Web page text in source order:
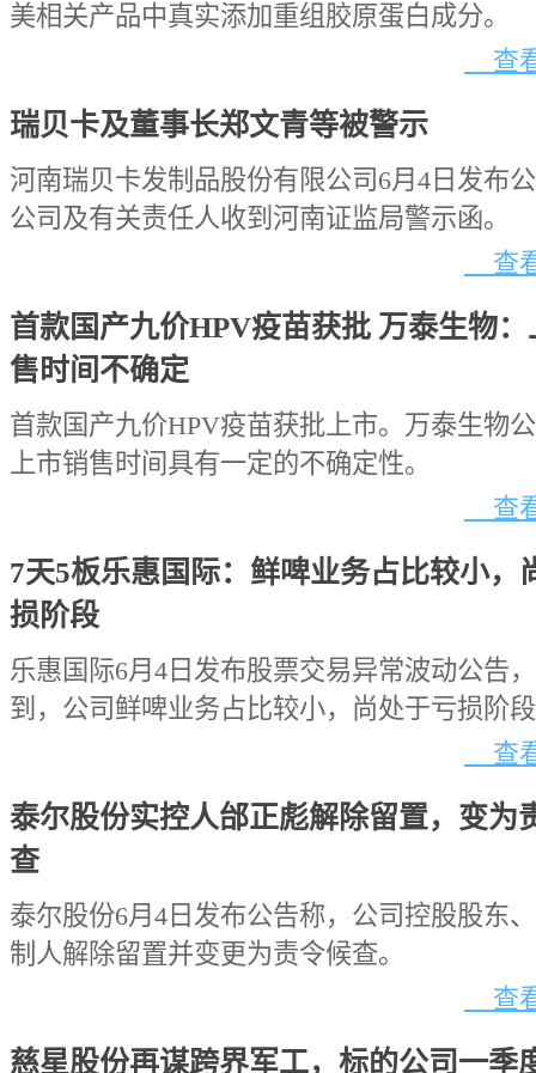
美相关产品中真实添加重组胶原蛋白成分。
查
瑞贝卡及董事长郑文青等被警示
河南瑞贝卡发制品股份有限公司6月4日发布
公司及有关责任人收到河南证监局警示函。
查
首款国产九价HPV疫苗获批 万泰生物：
售时间不确定
首款国产九价HPV疫苗获批上市。万泰生物
上市销售时间具有一定的不确定性。
查
7天5板乐惠国际：鲜啤业务占比较小，
损阶段
乐惠国际6月4日发布股票交易异常波动公告
到，公司鲜啤业务占比较小，尚处于亏损阶
查
泰尔股份实控人邰正彪解除留置，变为
查
泰尔股份6月4日发布公告称，公司控股股东
制人解除留置并变更为责令候查。
查
慈星股份再谋跨界军工，标的公司一季